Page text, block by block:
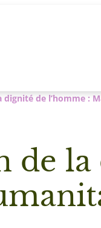
dignité de l’homme :
de